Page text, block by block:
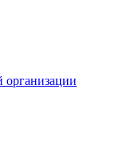
организации